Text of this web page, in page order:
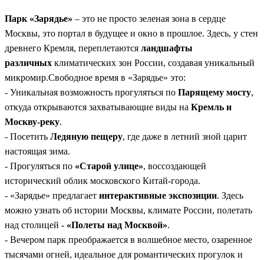
Парк «Зарядье» – это не просто зеленая зона в сердце
Москвы, это портал в будущее и окно в прошлое. Здесь, у стен
древнего Кремля, переплетаются ландшафты
различных климатических зон России, создавая уникальный
микромир.Свободное время в «Зарядье» это:
- Уникальная возможность прогуляться по Парящему мосту,
откуда открываются захватывающие виды на Кремль и
Москву-реку.
- Посетить Ледяную пещеру, где даже в летний зной царит
настоящая зима.
- Прогуляться по «Старой улице», воссоздающей
исторический облик московского Китай-города.
- «Зарядье» предлагает интерактивные экспозиции. Здесь
можно узнать об истории Москвы, климате России, полетать
над столицей - «Полеты над Москвой».
- Вечером парк преображается в волшебное место, озаренное
тысячами огней, идеальное для романтических прогулок и